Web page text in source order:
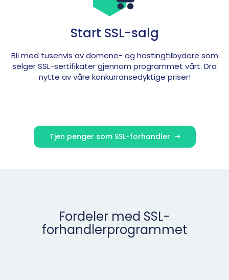
Start SSL-salg
Bli med tusenvis av domene- og hostingtilbydere som
selger SSL-sertifikater gjennom programmet vårt. Dra
nytte av våre konkurransedyktige priser!
Tjen penger som SSL-forhandler
Fordeler med SSL-
forhandlerprogrammet